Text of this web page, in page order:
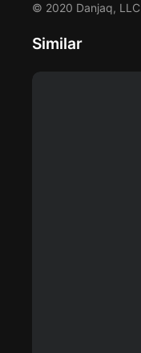
© 2020 Danjaq,
Similar